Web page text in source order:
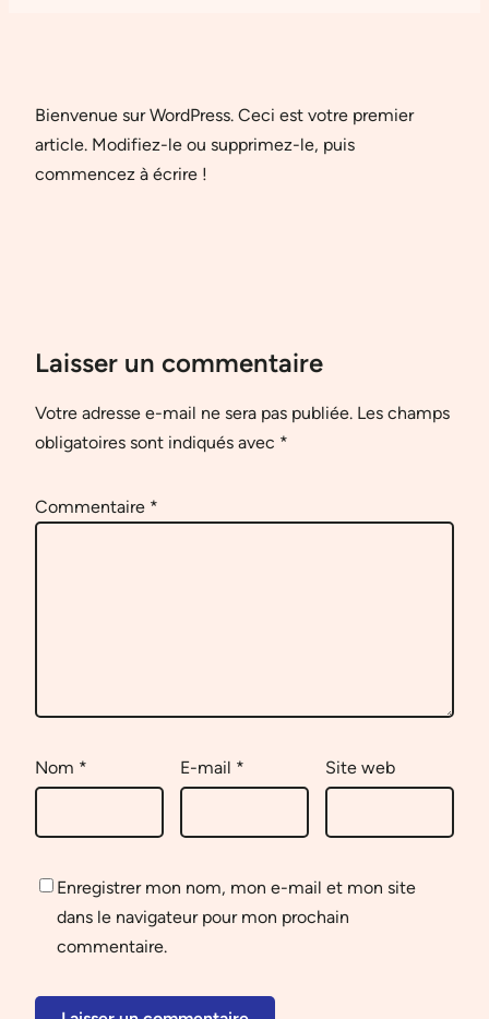
Bienvenue sur WordPress. Ceci est votre premier
article. Modifiez-le ou supprimez-le, puis
commencez à écrire !
Laisser un commentaire
Votre adresse e-mail ne sera pas publiée. Les champs
obligatoires sont indiqués avec *
Commentaire *
Nom * E-mail * Site web
Enregistrer mon nom, mon e-mail et mon site
dans le navigateur pour mon prochain
commentaire.